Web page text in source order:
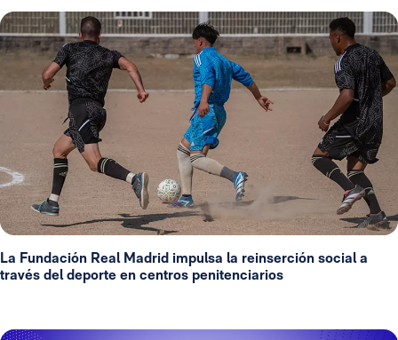
La Fundación Real Madrid impulsa la reinserción social a
través del deporte en centros penitenciarios